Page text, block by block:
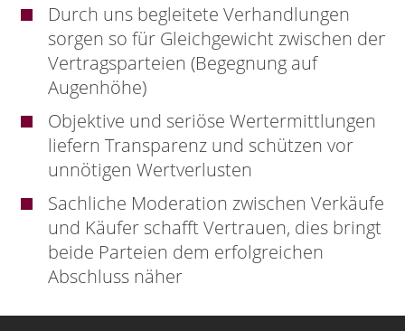
Durch uns begleitete Verhandlungen
sorgen so für Gleichgewicht zwischen den
Vertragsparteien (Begegnung auf
Augenhöhe)
Objektive und seriöse Wertermittlungen
liefern Transparenz und schützen vor
unnötigen Wertverlusten
Sachliche Moderation zwischen Verkäufer-
und Käufer schafft Vertrauen, dies bringt
beide Parteien dem erfolgreichen
Abschluss näher